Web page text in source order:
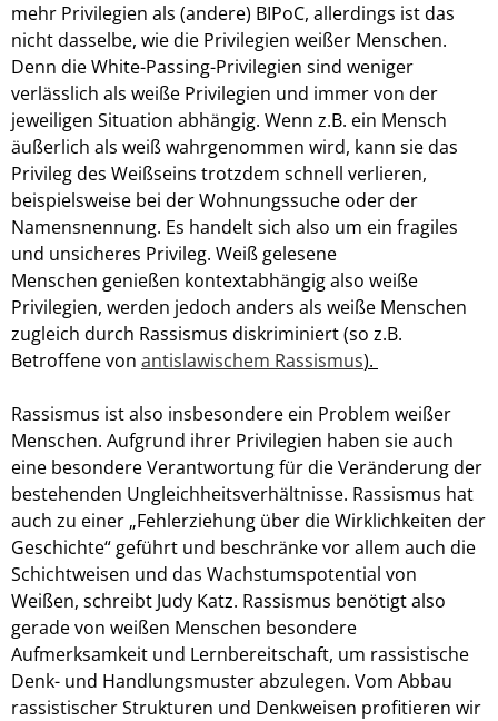
mehr Privilegien als (andere) BIPoC, allerdings ist das
nicht dasselbe, wie die Privilegien weißer Menschen.
Denn dieWhite-Passing-Privilegien sind weniger
verlässlich als weiße Privilegien und immervon der
jeweiligen Situation abhängig. Wenn z.B. ein Mensch
äußerlich als weiß wahrgenommen wird, kann sie das
Privileg des Weißseins trotzdem schnell verlieren,
beispielsweise bei der Wohnungssuche oder der
Namensnennung. Es handelt sich also um ein fragiles
und unsicheres Privileg. Weiß gelesene
Menschen genießen kontextabhängig also weiße
Privilegien, werden jedoch anders als weiße Menschen
zugleich durch Rassismus diskriminiert (so z.B.
Betroffene von antislawischem Rassismus).
Rassismus ist also insbesondere ein Problem weißer
Menschen. Aufgrund ihrer Privilegien haben sie auch
eine besondere Verantwortung für die Veränderung der
bestehenden Ungleichheitsverhältnisse. Rassismus hat
auch zu einer „Fehlerziehung über die Wirklichkeiten der
Geschichte“ geführt und beschränke vor allem auch die
Schichtweisen und das Wachstumspotential von
Weißen, schreibt Judy Katz. Rassismus benötigt also
gerade von weißen Menschen besondere
Aufmerksamkeit und Lernbereitschaft, um rassistische
Denk- und Handlungsmuster abzulegen. Vom Abbau
rassistischer Strukturen und Denkweisen profitieren wir